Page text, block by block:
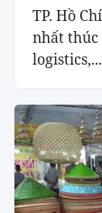
TP. Hồ
nhất thúc
logistics,...